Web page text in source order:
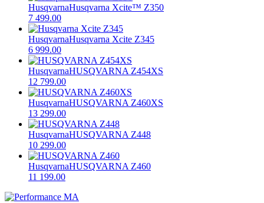
HusqvarnaHusqvarna Xcite™ Z350
7 499.00
HusqvarnaHusqvarna Xcite Z345
6 999.00
HusqvarnaHUSQVARNA Z454XS
12 799.00
HusqvarnaHUSQVARNA Z460XS
13 299.00
HusqvarnaHUSQVARNA Z448
10 299.00
HusqvarnaHUSQVARNA Z460
11 199.00